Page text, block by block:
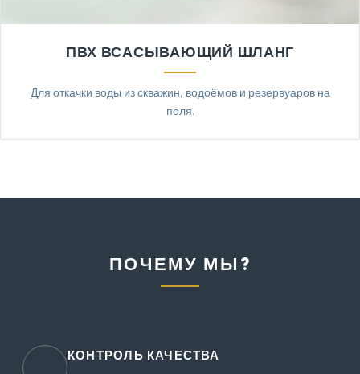
ПВХ ВСАСЫВАЮЩИЙ ШЛАНГ
Для откачки воды из скважин, водоёмов и резервуаров на
поля.
ПОЧЕМУ МЫ?
КОНТРОЛЬ КАЧЕСТВА